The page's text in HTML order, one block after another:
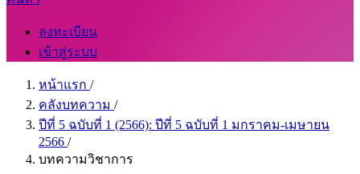
ลงทะเบียน
เข้าสู่ระบบ
หน้าแรก /
คลังบทความ /
ปีที่ 5 ฉบับที่ 1 (2566): ปีที่ 5 ฉบับที่ 1 มกราคม-เมษายน
2566 /
บทความวิชาการ